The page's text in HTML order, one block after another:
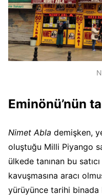
Eminönü’nün
Nimet Abla demişken,
oluştuğu Milli Piyango
ülkede tanınan bu
kavuşmasına aracı
yürüyünce tarihi